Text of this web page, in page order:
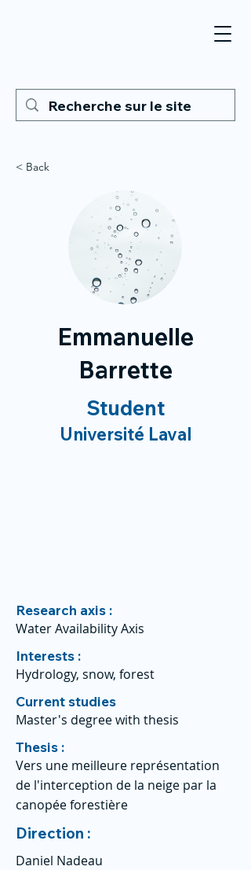
< Back
Emmanuelle
Barrette
Student
Université Laval
Research axis :
Water Availability Axis
Interests :
Hydrology, snow, forest
Current studies
Master's degree with thesis
Thesis :
Vers une meilleure représentation
de l'interception de la neige par la
canopée forestière
Direction :
Daniel Nadeau